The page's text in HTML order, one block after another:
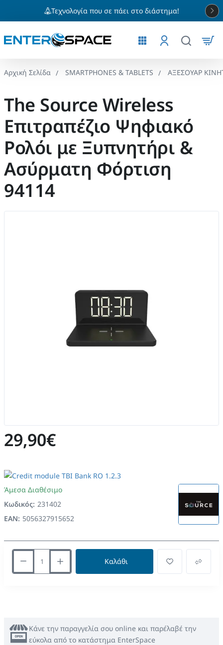
Τεχνολογία που σε πάει στο διάστημα!
SMARTPHONES & TABLETS ΑΞΕΣΟΥΑΡ
The Source Wireless
Επιτραπέζιο Ψηφιακό
Ρολόι με Ξυπνητήρι &
Ασύρματη Φόρτιση
94114
Άμεσα Διαθέσιμο
Κωδικός: 231402
EAN: 5056327915652
29,90€
Καλάθι
Κάνε την παραγγελία σου online και παρέλαβέ την
εύκολα από το κατάστημα EnterSpace